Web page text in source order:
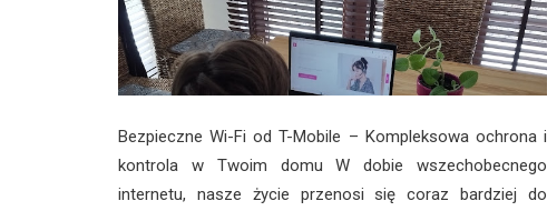
Bezpieczne Wi-Fi od T-Mobile – Kompleksowa ochrona i
kontrola w Twoim domu W dobie wszechobecnego
internetu, nasze życie przenosi się coraz bardziej do